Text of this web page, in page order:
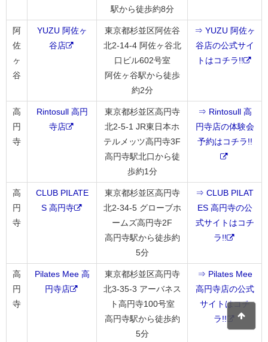
駅から徒歩約8分
阿
佐
ヶ
谷
YUZU 阿佐ヶ
谷店
東京都杉並区阿佐谷
北2-14-4 阿佐ヶ谷北
口ビル602号室
阿佐ヶ谷駅から徒歩
約2分
⇒ YUZU 阿佐ヶ
谷店の公式サイ
トはコチラ!!
高
円
寺
Rintosull 高円
寺店
東京都杉並区高円寺
北2-5-1 JR東日本ホ
テルメッツ高円寺3F
高円寺駅北口から徒
歩約1分
⇒ Rintosull 高
円寺店の体験会
予約はコチラ!!
高
円
寺
CLUB PILATE
S 高円寺
東京都杉並区高円寺
北2-34-5 グローブホ
ームズ高円寺2F
高円寺駅から徒歩約
5分
⇒ CLUB PILAT
ES 高円寺の公
式サイトはコチ
ラ!!
高
円
寺
Pilates Mee 高
円寺店
東京都杉並区高円寺
北3-35-3 アーバネス
ト高円寺100号室
高円寺駅から徒歩約
5分
⇒ Pilates Mee
高円寺店の公式
サイトはコチ
ラ!!